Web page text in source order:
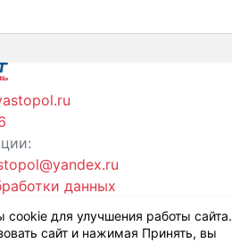
данных
для улучшения работы сайта.
сайт и нажимая Принять, вы